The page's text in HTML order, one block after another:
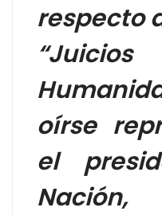
respecto
oírse
el